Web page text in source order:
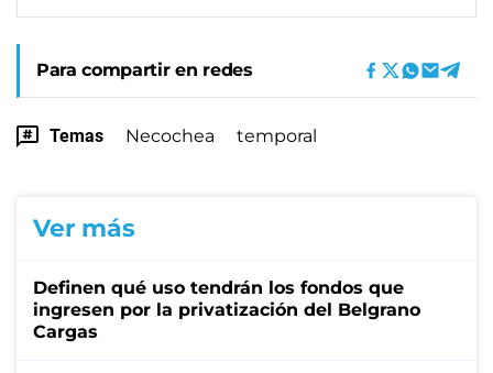
Para compartir en redes
Temas Necochea temporal
Ver más
Definen qué uso tendrán los fondos que
ingresen por la privatización del Belgrano
Cargas